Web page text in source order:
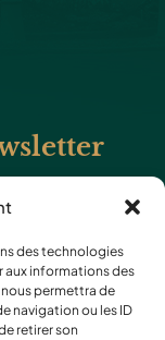
des technologies
aux informations des
permettra de
navigation ou les ID
retirer son
Mazarin Financement